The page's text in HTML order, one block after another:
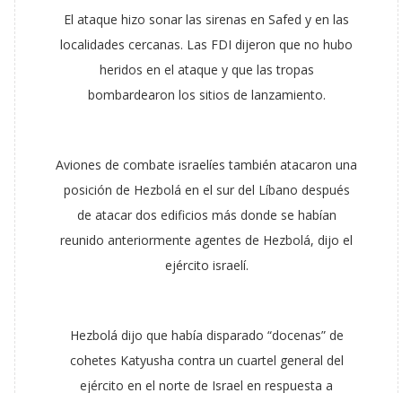
El ataque hizo sonar las sirenas en Safed y en las
localidades cercanas. Las FDI dijeron que no hubo
heridos en el ataque y que las tropas
bombardearon los sitios de lanzamiento.
Aviones de combate israelíes también atacaron una
posición de Hezbolá en el sur del Líbano después
de atacar dos edificios más donde se habían
reunido anteriormente agentes de Hezbolá, dijo el
ejército israelí.
Hezbolá dijo que había disparado “docenas” de
cohetes Katyusha contra un cuartel general del
ejército en el norte de Israel en respuesta a